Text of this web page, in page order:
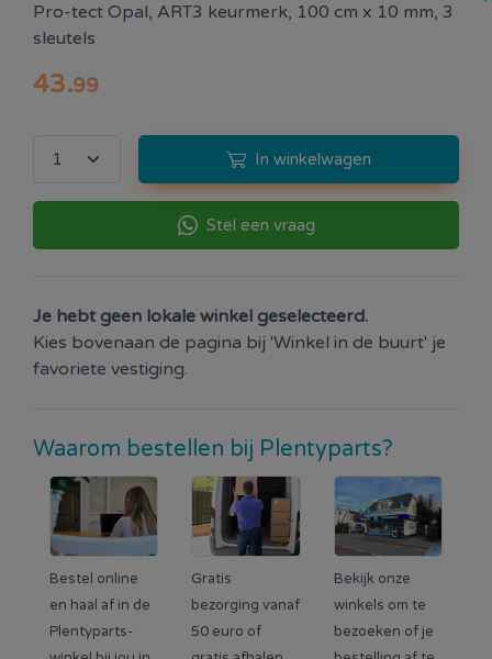
Pro-tect Opal, ART3 keurmerk, 100 cm x 10 mm, 3
sleutels
43.99
In winkelwagen
Stel een vraag
Je hebt geen lokale winkel geselecteerd.
Kies bovenaan de pagina bij 'Winkel in de buurt' je
favoriete vestiging.
Waarom bestellen bij Plentyparts?
Bestel online
en haal af in de
Plentyparts-
Gratis
bezorging vanaf
50 euro of
Bekijk onze
winkels om te
bezoeken of je